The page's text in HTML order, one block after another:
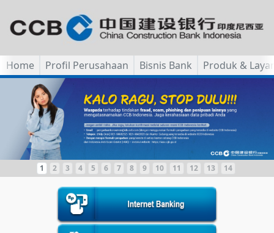
Home Profil Perusahaan Bisnis Bank Produk &
1 2 3 4 5 6 7 8 9 10 11 12 13 14